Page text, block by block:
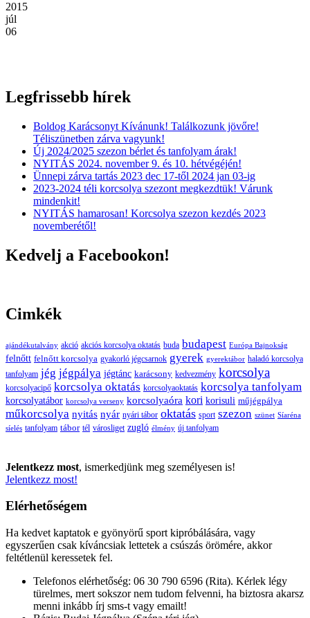
2015
júl
06
Legfrissebb hírek
Boldog Karácsonyt Kívánunk! Találkozunk jövőre!
Téliszünetben zárva vagyunk!
Új 2024/2025 szezon bérlet és tanfolyam árak!
NYITÁS 2024. november 9. és 10. hétvégéjén!
Ünnepi zárva tartás 2023 dec 17-től 2024 jan 03-ig
2023-2024 téli korcsolya szezont megkezdtük! Várunk
mindenkit!
NYITÁS hamarosan! Korcsolya szezon kezdés 2023
novemberétől!
Kedvelj a Facebookon!
Cimkék
ajándékutalvány akció akciós korcsolya oktatás buda budapest Európa Bajnokság
felnőtt felnőtt korcsolya gyakorló jégcsarnok gyerek gyerektábor haladó korcsolya
tanfolyam jég jégpálya jégtánc karácsony kedvezmény korcsolya
korcsolyacipő korcsolya oktatás korcsolyaoktatás korcsolya tanfolyam
korcsolyatábor korcsolya verseny korcsolyaóra kori korisuli műjégpálya
műkorcsolya nyitás nyár nyári tábor oktatás sport szezon szünet Síaréna
síelés tanfolyam tábor tél városliget zugló élmény új tanfolyam
Jelentkezz most, ismerkedjünk meg személyesen is!
Jelentkezz most!
Elérhetőségem
Ha kedvet kaptatok e gyönyörű sport kipróbálására, vagy
egyszerűen csak kíváncsiak lettetek a csúszás örömére, akkor
feltétlenül keressetek fel.
Telefonos elérhetőség: 06 30 790 6596 (Rita). Kérlek légy
türelmes, mert sokszor nem tudom felvenni, ha biztosra akarsz
menni inkább írj sms-t vagy emailt!